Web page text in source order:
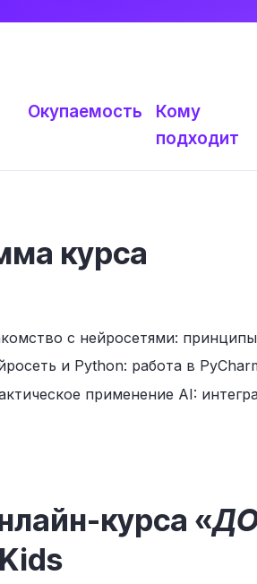
Окупаемость
Кому
подходит
курса
с нейросетями:
и Python: работа в
применение AI:
курса «ДО